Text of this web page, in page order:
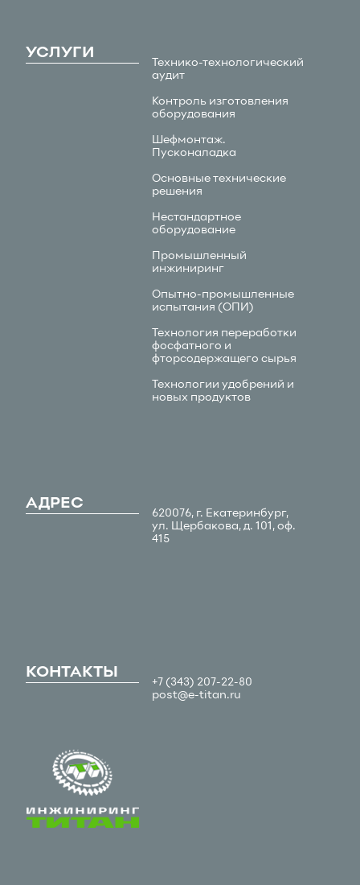
УСЛУГИ
Технико-технологический
аудит
Контроль изготовления
оборудования
Шефмонтаж.
Пусконаладка
Основные технические
решения
Нестандартное
оборудование
Промышленный
инжиниринг
Опытно-промышленные
испытания (ОПИ)
Технология переработки
фосфатного и
фторсодержащего сырья
Технологии удобрений и
новых продуктов
АДРЕС
620076, г. Екатеринбург,
ул. Щербакова, д. 101, оф.
415
КОНТАКТЫ
+7 (343) 207-22-80
post@e-titan.ru